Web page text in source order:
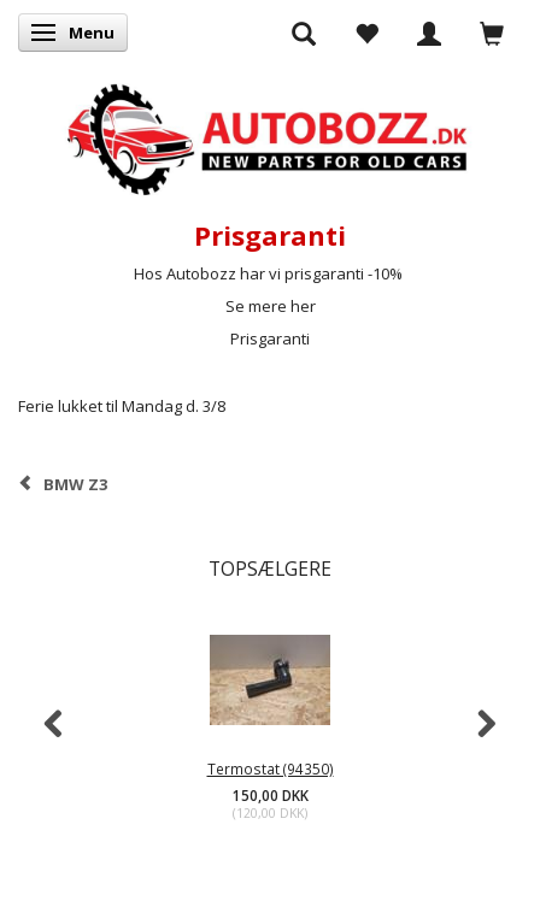
Skifte navigation
Menu
Prisgaranti
Hos Autobozz har vi prisgaranti -10%
Se mere her
Prisgaranti
Ferie lukket til Mandag d. 3/8
BMW Z3
TOPSÆLGERE
Termostat (94350)
150,00 DKK
(120,00 DKK)